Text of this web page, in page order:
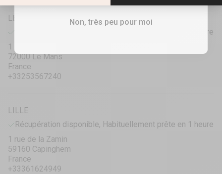
LE MANS
Récupération disponible, Habituellement prête en 1 heure
1 rue des Frères Voisin
72000 Le Mans
France
+33253567240
LILLE
Récupération disponible, Habituellement prête en 1 heure
1 rue de la Zamin
59160 Capinghem
France
+33361624949
Non, très peu pour moi